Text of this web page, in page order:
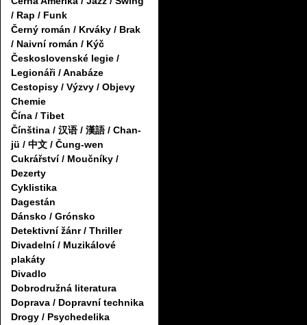
/ Rap / Funk
Černý román / Krváky / Brak
/ Naivní román / Kýč
Československé legie /
Legionáři / Anabáze
Cestopisy / Výzvy / Objevy
Chemie
Čína / Tibet
Čínština / 汉语 / 漢語 / Chan-
jü / 中文 / Čung-wen
Cukrářství / Moučníky /
Dezerty
Cyklistika
Dagestán
Dánsko / Grónsko
Detektivní žánr / Thriller
Divadelní / Muzikálové
plakáty
Divadlo
Dobrodružná literatura
Doprava / Dopravní technika
Drogy / Psychedelika